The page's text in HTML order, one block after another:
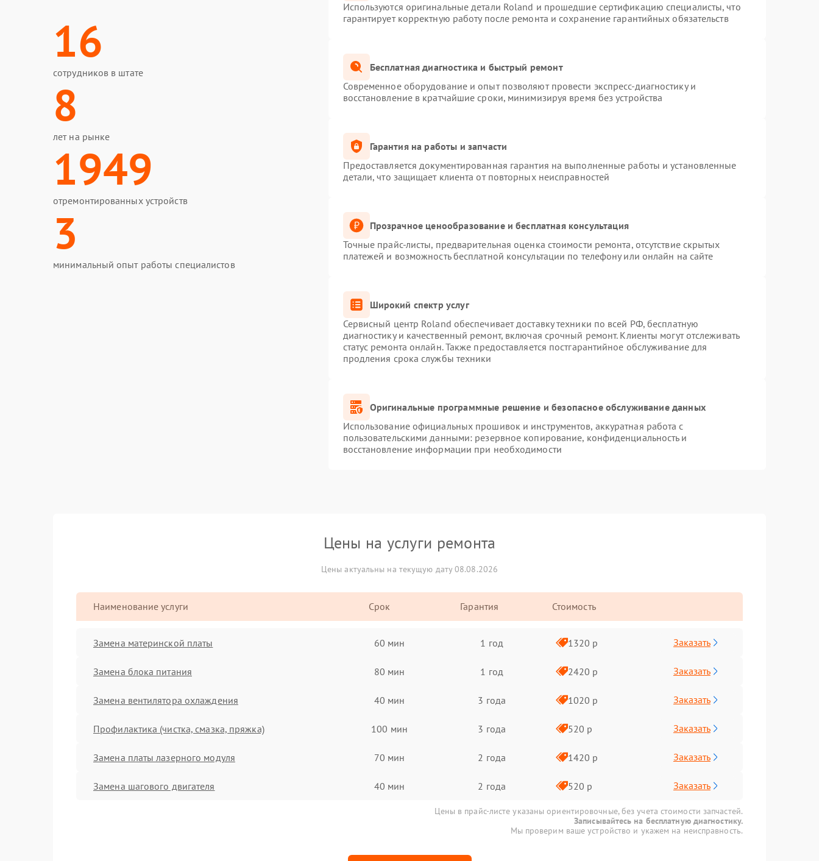
16
сотрудников в штате
8
лет на рынке
1949
отремонтированных устройств
3
минимальный опыт работы специалистов
Используются оригинальные детали Roland и прошедшие сертификацию специалисты, что
гарантирует корректную работу после ремонта и сохранение гарантийных обязательств
Бесплатная диагностика и быстрый ремонт
Современное оборудование и опыт позволяют провести экспресс-диагностику и
восстановление в кратчайшие сроки, минимизируя время без устройства
Гарантия на работы и запчасти
Предоставляется документированная гарантия на выполненные работы и установленные
детали, что защищает клиента от повторных неисправностей
Прозрачное ценообразование и бесплатная консультация
Точные прайс-листы, предварительная оценка стоимости ремонта, отсутствие скрытых
платежей и возможность бесплатной консультации по телефону или онлайн на сайте
Широкий спектр услуг
Сервисный центр Roland обеспечивает доставку техники по всей РФ, бесплатную
диагностику и качественный ремонт, включая срочный ремонт. Клиенты могут отслеживать
статус ремонта онлайн. Также предоставляется постгарантийное обслуживание для
продления срока службы техники
Оригинальные программные решение и безопасное обслуживание данных
Использование официальных прошивок и инструментов, аккуратная работа с
пользовательскими данными: резервное копирование, конфиденциальность и
восстановление информации при необходимости
Цены на услуги ремонта
Цены актуальны на текущую дату 08.08.2026
Наименование услуги Срок Гарантия Стоимость
Замена материнской платы 60 мин 1 год 1320 р Заказать
Замена блока питания 80 мин 1 год 2420 р Заказать
Замена вентилятора охлаждения 40 мин 3 года 1020 р Заказать
Профилактика (чистка, смазка, пряжка) 100 мин 3 года 520 р Заказать
Замена платы лазерного модуля 70 мин 2 года 1420 р Заказать
Замена шагового двигателя 40 мин 2 года 520 р Заказать
Цены в прайс-листе указаны ориентировочные, без учета стоимости запчастей.
Записывайтесь на бесплатную диагностику.
Мы проверим ваше устройство и укажем на неисправность.